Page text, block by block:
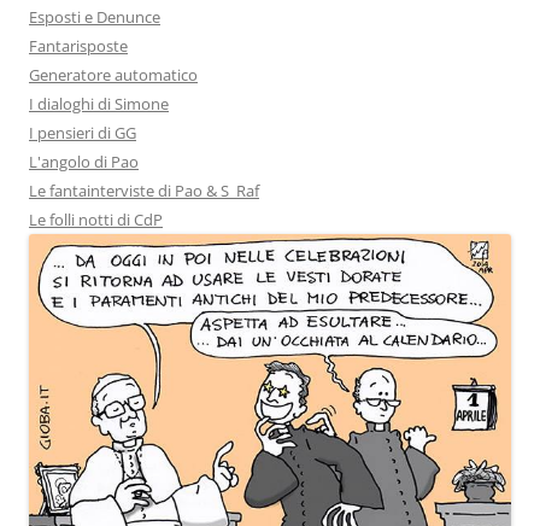
Esposti e Denunce
Fantarisposte
Generatore automatico
I dialoghi di Simone
I pensieri di GG
L'angolo di Pao
Le fantainterviste di Pao & S_Raf
Le folli notti di CdP